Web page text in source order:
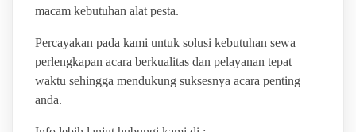
macam kebutuhan alat pesta.
Percayakan pada kami untuk solusi kebutuhan sewa
perlengkapan acara berkualitas dan pelayanan tepat
waktu sehingga mendukung suksesnya acara penting
anda.